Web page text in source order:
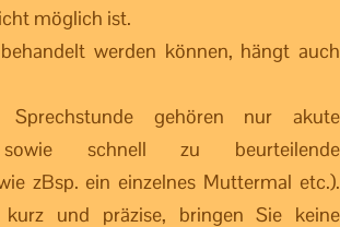
möglich ist.
werden können, hängt auch
gehören nur akute
sowie schnell zu beurteilende
zBsp. ein einzelnes Muttermal etc.).
und präzise, bringen Sie keine